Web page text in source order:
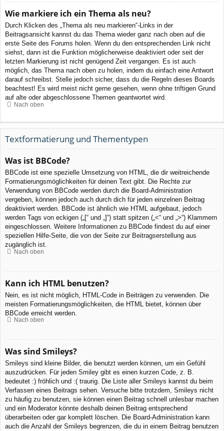
Wie markiere ich ein Thema als neu?
Durch Klicken des „Thema als neu markieren“-Links in der
Beitragsansicht kannst du das Thema wieder ganz nach oben auf die
erste Seite des Forums holen. Wenn du den entsprechenden Link nicht
siehst, dann ist die Funktion möglicherweise deaktiviert oder seit der
letzten Markierung ist nicht genügend Zeit vergangen. Es ist auch
möglich, das Thema nach oben zu holen, indem du einfach eine Antwort
darauf schreibst. Stelle jedoch sicher, dass du die Regeln dieses Boards
beachtest! Es wird meist nicht gerne gesehen, wenn ohne triftigen Grund
auf alte oder abgeschlossene Themen geantwortet wird.
Nach oben
Textformatierung und Thementypen
Was ist BBCode?
BBCode ist eine spezielle Umsetzung von HTML, die dir weitreichende
Formatierungsmöglichkeiten für deinen Text gibt. Die Rechte zur
Verwendung von BBCode werden durch die Board-Administration
vergeben, können jedoch auch durch dich für jeden einzelnen Beitrag
deaktiviert werden. BBCode ist ähnlich wie HTML aufgebaut, jedoch
werden Tags von eckigen („[“ und „]“) statt spitzen („<“ und „>“) Klammern
eingeschlossen. Weitere Informationen zu BBCode findest du auf einer
speziellen Hilfe-Seite, die von der Seite zur Beitragserstellung aus
zugänglich ist.
Nach oben
Kann ich HTML benutzen?
Nein, es ist nicht möglich, HTML-Code in Beiträgen zu verwenden. Die
meisten Formatierungsmöglichkeiten, die HTML bietet, können über
BBCode erreicht werden.
Nach oben
Was sind Smileys?
Smileys sind kleine Bilder, die benutzt werden können, um ein Gefühl
auszudrücken. Für jeden Smiley gibt es einen kurzen Code, z. B.
bedeutet :) fröhlich und :( traurig. Die Liste aller Smileys kannst du beim
Verfassen eines Beitrags sehen. Versuche bitte trotzdem, Smileys nicht
zu häufig zu benutzen, sie können einen Beitrag schnell unlesbar machen
und ein Moderator könnte deshalb deinen Beitrag entsprechend
überarbeiten oder gar komplett löschen. Die Board-Administration kann
auch die Anzahl der Smileys begrenzen, die du in einem Beitrag benutzen